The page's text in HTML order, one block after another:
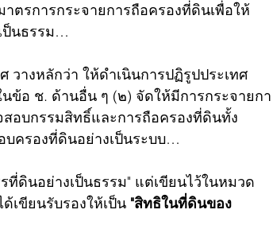
ตรการกระจายการถือครองที่ดินเพื่อให้
ป็นธรรม…
วางหลักว่า ให้ดำเนินการปฏิรูปประเทศ
ข้อ ช. ด้านอื่น ๆ (๒) จัดให้มีการกระจายกา
อบกรรมสิทธิ์และการถือครองที่ดินทั้ง
ครองที่ดินอย่างเป็นระบบ…
ที่ดินอย่างเป็นธรรม" แต่เขียนไว้ในหมวด
เขียนรับรองให้เป็น "สิทธิในที่ดินของ